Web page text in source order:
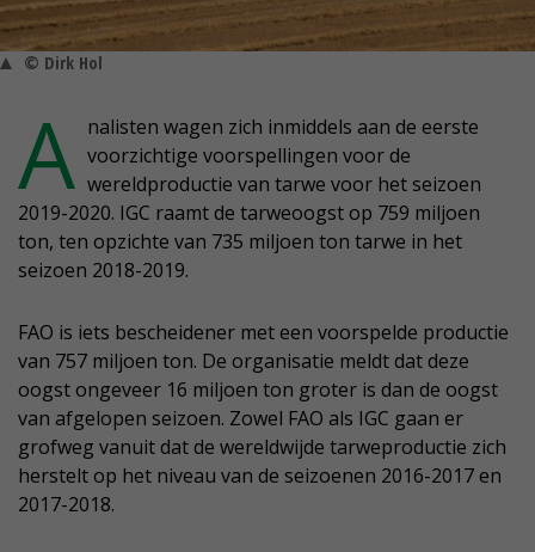
© Dirk Hol
A nalisten wagen zich inmiddels aan de eerste
voorzichtige voorspellingen voor de
wereldproductie van tarwe voor het seizoen
2019-2020. IGC raamt de tarweoogst op 759 miljoen
ton, ten opzichte van 735 miljoen ton tarwe in het
seizoen 2018-2019.
FAO is iets bescheidener met een voorspelde productie
van 757 miljoen ton. De organisatie meldt dat deze
oogst ongeveer 16 miljoen ton groter is dan de oogst
van afgelopen seizoen. Zowel FAO als IGC gaan er
grofweg vanuit dat de wereldwijde tarweproductie zich
herstelt op het niveau van de seizoenen 2016-2017 en
2017-2018.